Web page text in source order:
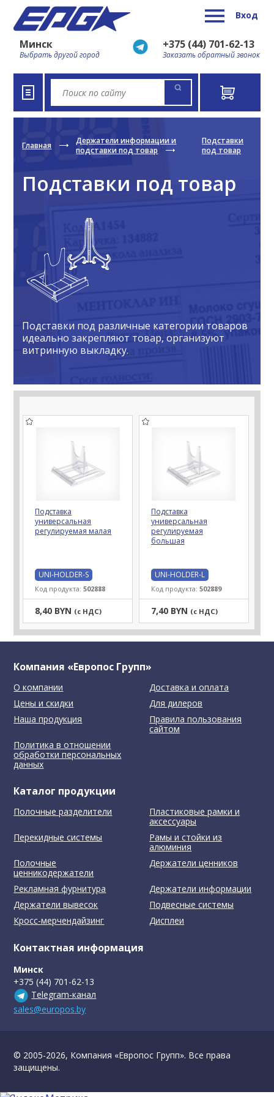
Вход
Минск
Выбрать другой город
+375 (44) 701-62-13
Заказать обратный звонок
Главная
Держатели информации и
подставки под товар
Подставки
под товар
Подставки под товар
Подставки под различные категории товаров
идеально закрепляют товар, организуют
витринную выкладку.
Подставка
универсальная
регулируемая малая
UNI-HOLDER-S
Код продукта:502888
8,40 BYN (с НДС)
Подставка
универсальная
регулируемая
большая
UNI-HOLDER-L
Код продукта: 502889
7,40 BYN (с НДС)
Компания «Европос Групп»
О компании
Доставка и оплата
Цены и скидки
Для дилеров
Наша продукция
Правила пользования
сайтом
Политика в отношении
обработки персональных
данных
Каталог продукции
Полочные разделители
Пластиковые рамки и
аксессуары
Перекидные системы
Рамы и стойки из
алюминия
Полочные
ценникодержатели
Держатели ценников
Рекламная фурнитура
Держатели информации
Держатели вывесок
Подвесные системы
Кросс-мерчендайзинг
Дисплеи
Контактная информация
Минск
+375 (44) 701-62-13
Telegram-канал
sales@europos.by
© 2005-2026, Компания «Европос Групп». Все права
защищены.